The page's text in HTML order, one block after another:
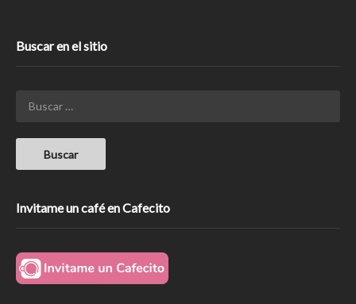
Buscar en el sitio
Invitame un café en Cafecito